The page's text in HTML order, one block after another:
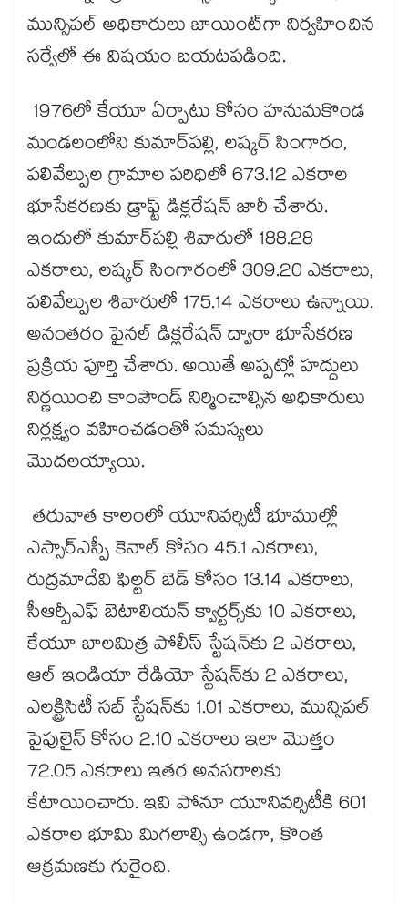
మున్సిపల్ అధికారులు జాయింట్‌‌‌‌‌‌‌‌గా నిర్వహించిన
సర్వేలో ఈ విషయం బయటపడింది.
1976లో కేయూ ఏర్పాటు కోసం హనుమకొండ
మండలంలోని కుమార్‌‌‌‌‌‌‌‌పల్లి, లష్కర్ సింగారం,
పలివేల్పుల గ్రామాల పరిధిలో 673.12 ఎకరాల
భూసేకరణకు డ్రాఫ్ట్ డిక్లరేషన్ జారీ చేశారు.
ఇందులో కుమార్‌‌‌‌‌‌‌‌పల్లి శివారులో 188.28
ఎకరాలు, లష్కర్ సింగారంలో 309.20 ఎకరాలు,
పలివేల్పుల శివారులో 175.14 ఎకరాలు ఉన్నాయి.
అనంతరం ఫైనల్ డిక్లరేషన్ ద్వారా భూసేకరణ
ప్రక్రియ పూర్తి చేశారు. అయితే అప్పట్లో హద్దులు
నిర్ణయించి కాంపౌండ్ నిర్మించాల్సిన అధికారులు
నిర్లక్ష్యం వహించడంతో సమస్యలు
మొదలయ్యాయి.
తరువాత కాలంలో యూనివర్సిటీ భూముల్లో
ఎస్సార్ఎస్పీ కెనాల్ కోసం 45.1 ఎకరాలు,
రుద్రమాదేవి ఫిల్టర్ బెడ్ కోసం 13.14 ఎకరాలు,
సీఆర్పీఎఫ్ బెటాలియన్‌‌‌‌‌‌‌‌ క్వార్టర్స్‌‌‌‌‌‌‌‌కు 10 ఎకరాలు,
కేయూ బాలమిత్ర పోలీస్ స్టేషన్‌‌‌‌‌‌‌‌కు 2 ఎకరాలు,
ఆల్ ఇండియా రేడియో స్టేషన్‌‌‌‌‌‌‌‌కు 2 ఎకరాలు,
ఎలక్ట్రిసిటీ సబ్ స్టేషన్‌‌‌‌‌‌‌‌కు 1.01 ఎకరాలు, మున్సిపల్
పైపులైన్ కోసం 2.10 ఎకరాలు ఇలా మొత్తం
72.05 ఎకరాలు ఇతర అవసరాలకు
కేటాయించారు. ఇవి పోనూ యూనివర్సిటీకి 601
ఎకరాల భూమి మిగలాల్సి ఉండగా, కొంత
ఆక్రమణకు గురైంది.